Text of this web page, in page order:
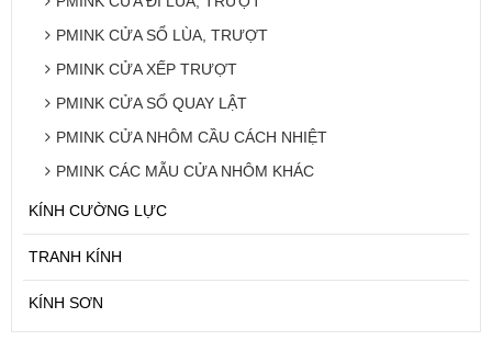
PMINK CỬA SỔ LÙA, TRƯỢT
PMINK CỬA XẾP TRƯỢT
PMINK CỬA SỔ QUAY LẬT
PMINK CỬA NHÔM CẦU CÁCH NHIỆT
PMINK CÁC MẪU CỬA NHÔM KHÁC
KÍNH CƯỜNG LỰC
TRANH KÍNH
KÍNH SƠN